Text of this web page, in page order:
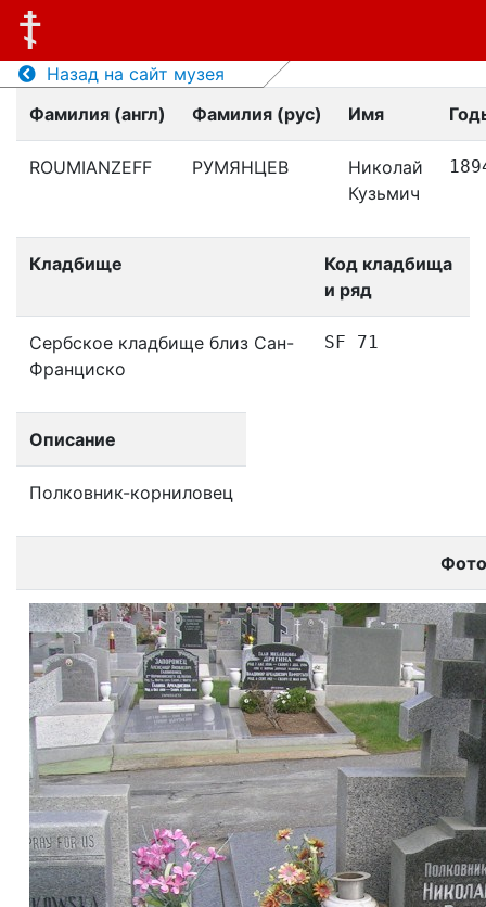
Назад на сайт музея
Фамилия (англ)
Фамилия (рус) Имя
ROUMIANZEFF РУМЯНЦЕВ
Николай
Кузьмич
Кладбище
Код кладбища
и ряд
Сербское кладбище близ Сан-
Франциско
SF 71
Описание
Полковник-корниловец
Фото